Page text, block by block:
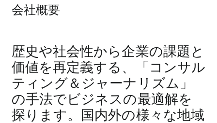
会社概要
歴史や社会性から企業の課題と
価値を再定義する、「コンサル
ティング＆ジャーナリズム」
の手法でビジネスの最適解を
探ります。国内外の様々な地域